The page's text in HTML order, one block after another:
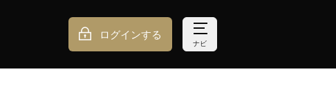
ログインする
ナビ